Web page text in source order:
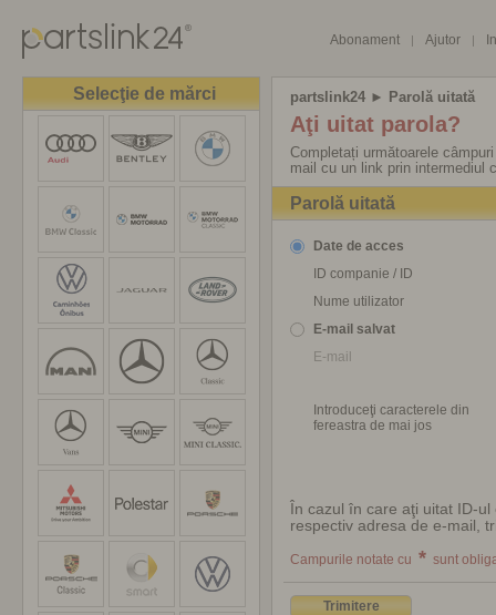
Abonament | Ajutor |
Selecţie de mărci partslink24 ► Parolă uitată
Aţi uitat parola?
Completați următoarele
mail cu un link prin intermediul
Parolă uitată
Date de acces
ID companie / ID
Nume utilizator
E-mail salvat
E-mail
Introduceţi caracterele din
fereastra de mai jos
În cazul în care aţi uitat ID-
respectiv adresa de e-mail,
Campurile notate cu * sunt
Trimitere